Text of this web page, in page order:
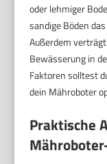
oder lehmiger
sandige Böden
Außerdem
Bewässerung in
Faktoren solltest
dein Mähroboter
Praktische